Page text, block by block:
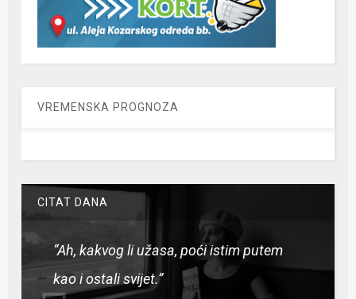
VREMENSKA PROGNOZA
CITAT DANA
“Ah, kakvog li užasa, poći istim putem
kao i ostali svijet.”